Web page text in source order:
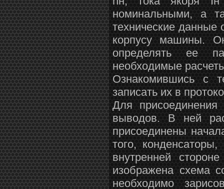
номинальными, а
технические данные
корпусу машины.
определять ее
необходимые
Ознакомившись с
записать их в
Для
выводов. В ней
присоединены
того,
внутренней
изображена схема
необходимо